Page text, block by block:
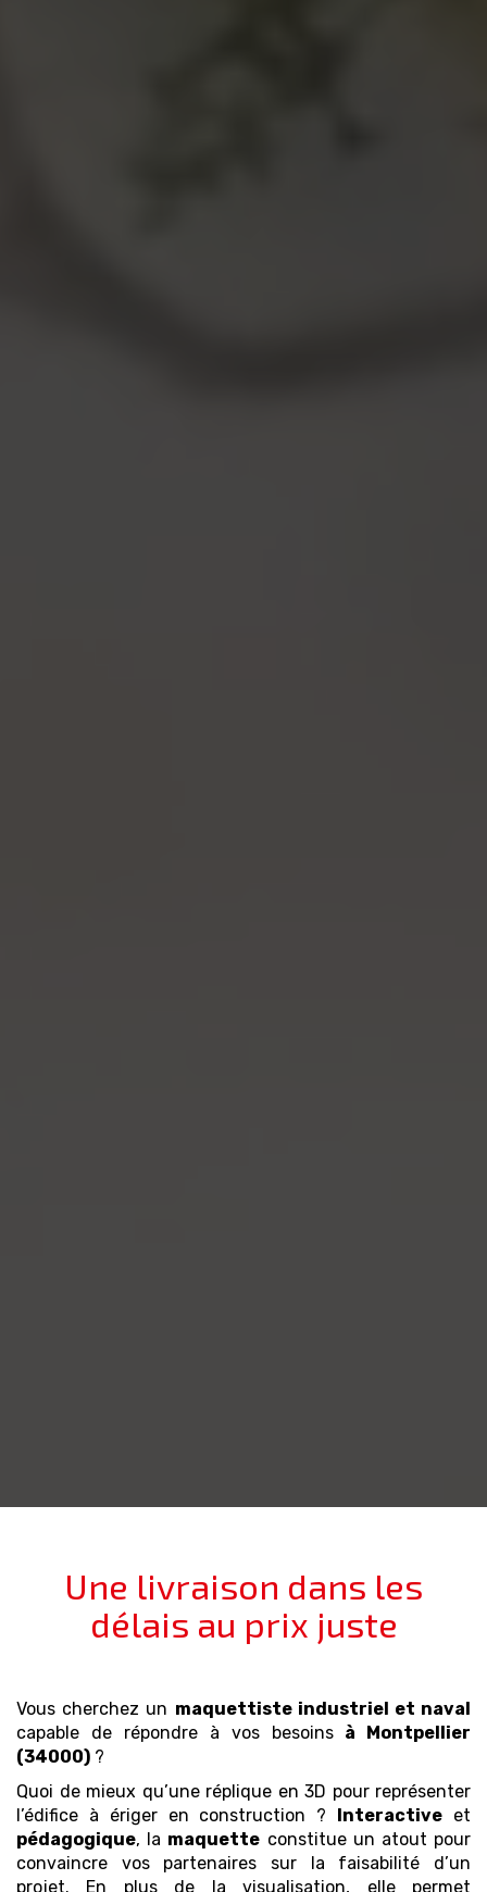
Une livraison dans les
délais au prix juste
Vous cherchez un maquettiste industriel et naval
capable de répondre à vos besoins à Montpellier
(34000) ?
Quoi de mieux qu’une réplique en 3D pour représenter
l’édifice à ériger en construction ? Interactive et
pédagogique, la maquette constitue un atout pour
convaincre vos partenaires sur la faisabilité d’un
projet. En plus de la visualisation, elle permet